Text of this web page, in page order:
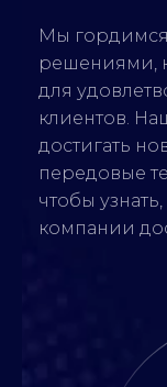
Мы
решениями,
для
клиентов.
достигать
передовые
чтобы
компании